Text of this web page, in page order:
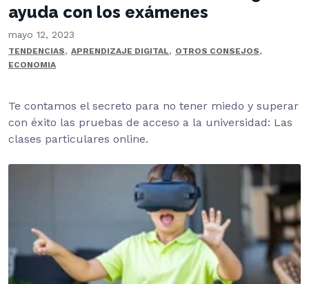
ayuda con los exámenes
mayo 12, 2023
TENDENCIAS, APRENDIZAJE DIGITAL, OTROS CONSEJOS,
ECONOMIA
Te contamos el secreto para no tener miedo y superar
con éxito las pruebas de acceso a la universidad: Las
clases particulares online.